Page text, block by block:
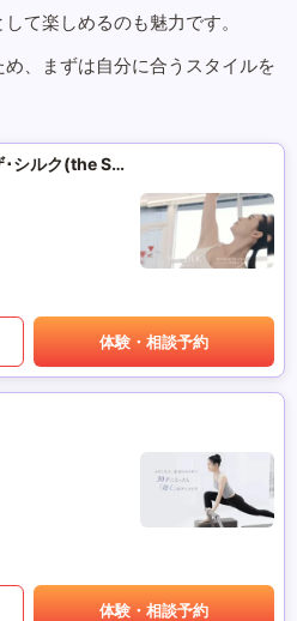
て楽しめるのも魅力です。
、まずは自分に合うスタイルを
マシンピラティススタジオ ザ･シルク(the SILK)
体験・相談予約
体験・相談予約